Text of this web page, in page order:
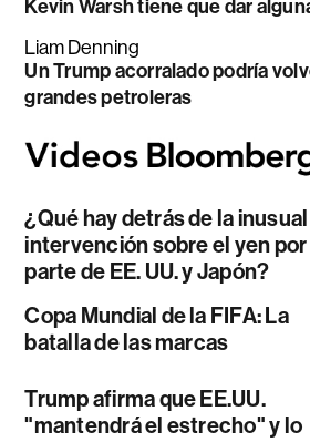
Kevin Warsh tiene que dar
Liam Denning
Un Trump acorralado podría
grandes petroleras
¿Qué hay detrás de la inusual
intervención sobre el yen por
parte de EE. UU. y Japón?
Copa Mundial de la FIFA: La
batalla de las marcas
Trump afirma que EE.UU.
"mantendrá el estrecho" y lo